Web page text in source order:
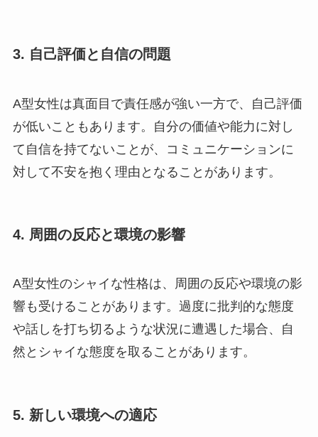
3. 自己評価と自信の問題
A型女性は真面目で責任感が強い一方で、自己評価
が低いこともあります。自分の価値や能力に対し
て自信を持てないことが、コミュニケーションに
対して不安を抱く理由となることがあります。
4. 周囲の反応と環境の影響
A型女性のシャイな性格は、周囲の反応や環境の影
響も受けることがあります。過度に批判的な態度
や話しを打ち切るような状況に遭遇した場合、自
然とシャイな態度を取ることがあります。
5. 新しい環境への適応